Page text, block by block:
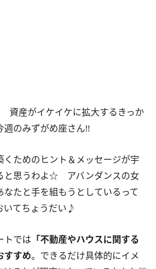
資産がイケイケに拡大するきっか
週のみずがめ座さん!!
ためのヒント＆メッセージが宇
と思うわよ☆ アバンダンスの女
たと手を組もうとしているって
いてちょうだい♪
トでは 「不動産やハウスに関する
すすめ。できるだけ具体的にイメ